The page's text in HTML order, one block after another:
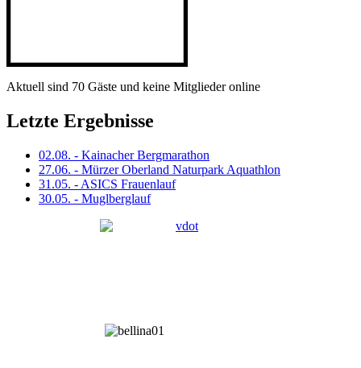
Aktuell sind 70 Gäste und keine Mitglieder online
Letzte Ergebnisse
02.08. - Kainacher Bergmarathon
27.06. - Mürzer Oberland Naturpark Aquathlon
31.05. - ASICS Frauenlauf
30.05. - Muglberglauf